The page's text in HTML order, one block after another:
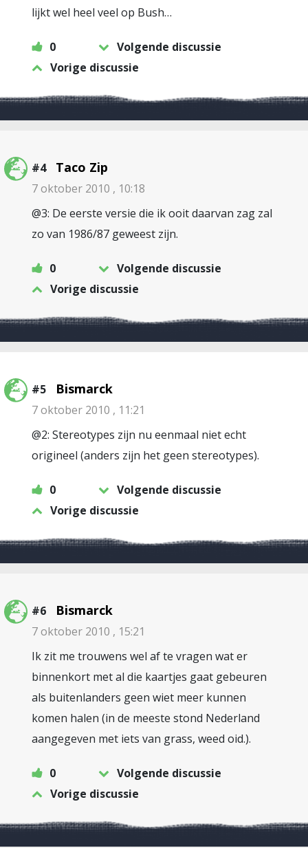
lijkt wel heel veel op Bush…
0
Volgende discussie
Vorige discussie
#4 Taco Zip
7 oktober 2010 , 10:18
@3: De eerste versie die ik ooit daarvan zag zal
zo van 1986/87 geweest zijn.
0
Volgende discussie
Vorige discussie
#5 Bismarck
7 oktober 2010 , 11:21
@2: Stereotypes zijn nu eenmaal niet echt
origineel (anders zijn het geen stereotypes).
0
Volgende discussie
Vorige discussie
#6 Bismarck
7 oktober 2010 , 15:21
Ik zit me trouwens wel af te vragen wat er
binnenkort met al die kaartjes gaat gebeuren
als buitenlanders geen wiet meer kunnen
komen halen (in de meeste stond Nederland
aangegeven met iets van grass, weed oid.).
0
Volgende discussie
Vorige discussie